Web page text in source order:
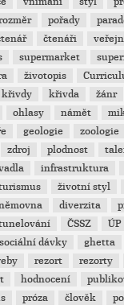
pořady
čtenáři
supermarket
životopis
křivdy křivda žánr
ohlasy námět
geologie zoologie
zdroj plodnost
infrastruktura
životní styl
diverzita
ČSSZ ÚP
sociální dávky ghetta
rezort rezorty
hodnocení
próza člověk